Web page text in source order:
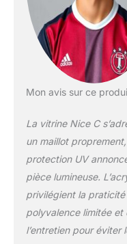
Mon avis sur ce
La vitrine Nice C
un maillot
protection UV
pièce lumineuse.
privilégient la praticité
polyvalence limitée et
l’entretien pour éviter